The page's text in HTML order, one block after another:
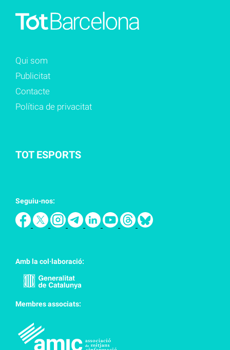
Qui som
Publicitat
Contacte
Política de privacitat
TOT ESPORTS
Seguiu-nos:
Amb la col·laboració:
Membres associats: